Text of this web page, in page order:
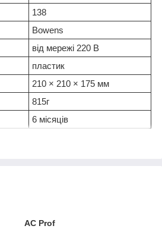
138
Bowens
від мережі 220 В
пластик
210 × 210 × 175 мм
815г
6 місяців
AC Prof